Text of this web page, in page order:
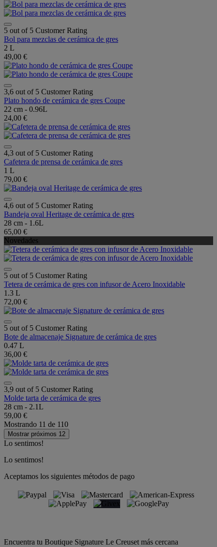
5 out of 5 Customer Rating
Bol para mezclas de cerámica de gres
2 L
49,00 €
3,6 out of 5 Customer Rating
Plato hondo de cerámica de gres Coupe
22 cm - 0.96L
24,00 €
4,3 out of 5 Customer Rating
Cafetera de prensa de cerámica de gres
1 L
79,00 €
4,6 out of 5 Customer Rating
Bandeja oval Heritage de cerámica de gres
28 cm - 1.6L
65,00 €
Novedades
5 out of 5 Customer Rating
Tetera de cerámica de gres con infusor de Acero Inoxidable
1.3 L
72,00 €
5 out of 5 Customer Rating
Bote de almacenaje Signature de cerámica de gres
0.47 L
36,00 €
3,9 out of 5 Customer Rating
Molde tarta de cerámica de gres
28 cm - 2.1L
59,00 €
Mostrando 11 de 110
Mostrar próximos 12
Lo sentimos!
Lo sentimos!
Aceptamos los siguientes métodos de pago
Encuentra tu Boutique Signature Le Creuset más cercana